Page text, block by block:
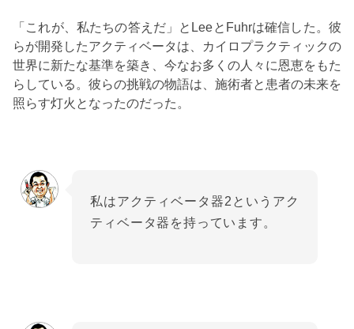
「これが、私たちの答えだ」とLeeとFuhrは確信した。彼
らが開発したアクティベータは、カイロプラクティックの
世界に新たな基準を築き、今なお多くの人々に恩恵をもた
らしている。彼らの挑戦の物語は、施術者と患者の未来を
照らす灯火となったのだった。
私はアクティベータ器2というアク
ティベータ器を持っています。